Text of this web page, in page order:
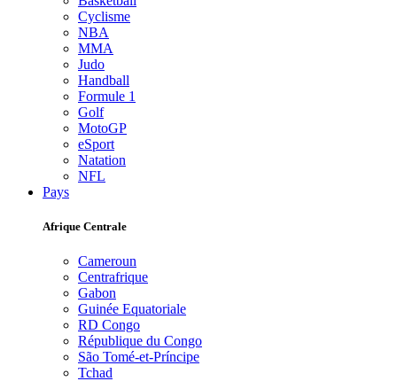
Cyclisme
NBA
MMA
Judo
Handball
Formule 1
Golf
MotoGP
eSport
Natation
NFL
Pays
Afrique Centrale
Cameroun
Centrafrique
Gabon
Guinée Equatoriale
RD Congo
République du Congo
São Tomé-et-Príncipe
Tchad